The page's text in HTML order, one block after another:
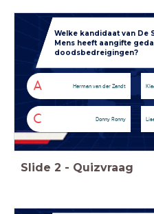
Welke kandidaat van De
Mens heeft aangifte
doodsbedreigingen?
A Herman van der Zandt
C Donny Ronny
Slide 2 - Quizvraag